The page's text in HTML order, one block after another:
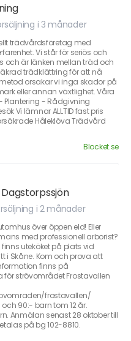
i 3 månader
trädvårdsföretag med
Vi står för seriös och
och är länken mellan träd och
trädklättring för att nå
orsakar vi inga skador på
eller annan växtlighet. Våra
Plantering - Rådgivning
Vi lämnar ALLTID fast pris
Håleklöva Trädvård
Blocket.se
i 2 månader
över öppen eld! Eller
med professionell arborist?
finns uteköket på plats vid
i Skåne. Kom och prova att
finns på
strövområdet Frostavallen
frostavallen/
90:- barn tom 12 år.
Anmälan senast 28 oktober till
på bg 102-8810.